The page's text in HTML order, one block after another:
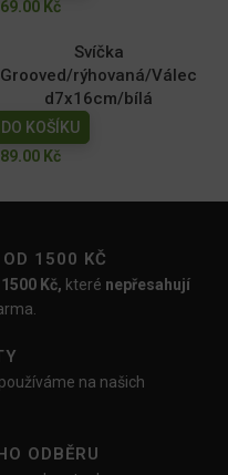
Kč
Svíčka
Grooved/rýhovaná/Válec
d7x16cm/bílá
DO KOŠÍKU
Kč
1500 KČ
Kč, které nepřesahují
na našich
ODBĚRU